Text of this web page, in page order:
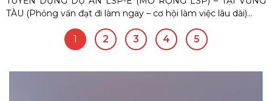
TÀU (Phỏng vấn đạt đi làm ngay – cơ hội làm việc lâu dài)...
1 2 3 4 5